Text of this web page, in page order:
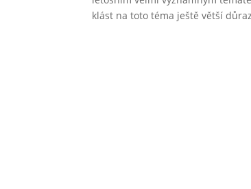
klást na toto téma ještě větší